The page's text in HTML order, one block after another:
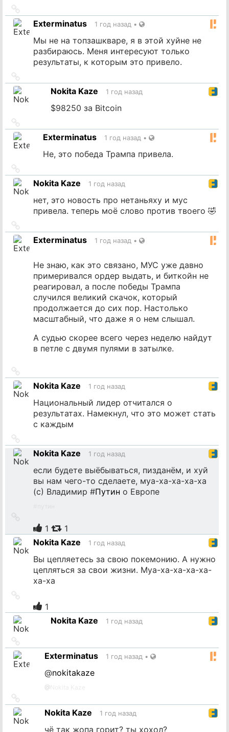
на
источник
Exterminatus 1 год назад •
Мы не на топзашкваре, я в этой хуйне не
разбираюсь. Меня интересуют только
результаты, к которым это привело.
на
источникNokita Kaze 1 год назад
$98250 за Bitcoin
на
источникExterminatus 1 год назад •
Не, это победа Трампа привела.
на
источник
Nokita Kaze 1 год назад
нет, это новость про нетаньяху и мус
привела. теперь моё слово против твоего 🤣
на
источник
Exterminatus 1 год назад •
Не знаю, как это связано, МУС уже давно
примеривался ордер выдать, и биткойн не
реагировал, а после победы Трампа
случился великий скачок, который
продолжается до сих пор. Настолько
масштабный, что даже я о нем слышал.
А судью скорее всего через неделю найдут
в петле с двумя пулями в затылке.
на
источник
Nokita Kaze 1 год назад
Национальный лидер отчитался о
результатах. Намекнул, что это может стать
с каждым
на
источник
Nokita Kaze 1 год назад
если будете выёбываться, пизданём, и хуй
вы нам чего-то сделаете, муа-ха-ха-ха-ха
(c) Владимир #Путин о Европе
источник
1
1
Nokita Kaze
1 год назад
Вы цепляетесь за свою покемонию. А нужно
цепляться за свои жизни. Муа-ха-ха-ха-ха-
ха-ха
источник
1
Nokita Kaze
1 год назад
на
источникExterminatus 1 год назад •
@nokitakaze
@
на
источникNokita Kaze 1 год назад
чё так жопа горит? ты хохол?